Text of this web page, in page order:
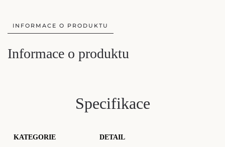
INFORMACE O PRODUKTU
Informace o produktu
Specifikace
KATEGORIE DETAIL